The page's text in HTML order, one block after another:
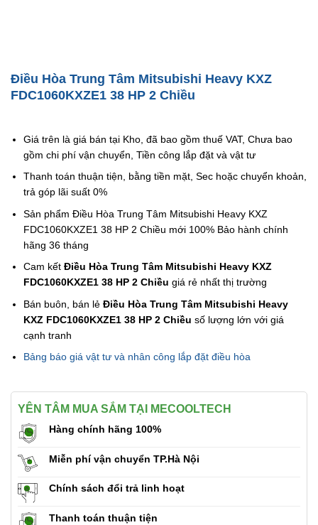
Điều Hòa Trung Tâm Mitsubishi Heavy KXZ
FDC1060KXZE1 38 HP 2 Chiều
Giá trên là giá bán tại Kho, đã bao gồm thuế VAT, Chưa bao
gồm chi phí vận chuyển, Tiền công lắp đặt và vật tư
Thanh toán thuận tiện, bằng tiền mặt, Sec hoặc chuyển khoản,
trả góp lãi suất 0%
Sản phẩm Điều Hòa Trung Tâm Mitsubishi Heavy KXZ
FDC1060KXZE1 38 HP 2 Chiều mới 100% Bảo hành chính
hãng 36 tháng
Cam kết Điều Hòa Trung Tâm Mitsubishi Heavy KXZ
FDC1060KXZE1 38 HP 2 Chiều giá rẻ nhất thị trường
Bán buôn, bán lẻ Điều Hòa Trung Tâm Mitsubishi Heavy
KXZ FDC1060KXZE1 38 HP 2 Chiều số lượng lớn với giá
cạnh tranh
Bảng báo giá vật tư và nhân công lắp đặt điều hòa
YÊN TÂM MUA SẮM TẠI MECOOLTECH
Hàng chính hãng 100%
Miễn phí vận chuyển TP.Hà Nội
Chính sách đổi trả linh hoạt
Thanh toán thuận tiện